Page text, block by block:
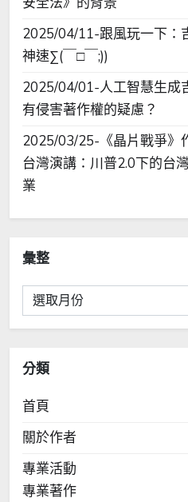
2025/04/11-跟風玩一下：
神速∑(￣□￣;))
2025/04/01-人工智慧生成
有侵害著作權的疑慮？
2025/03/25-《晶片戰爭》
台灣演講：川普2.0下的台
業
彙整
彙
整
分類
首頁
關於作者
專業活動
專業著作